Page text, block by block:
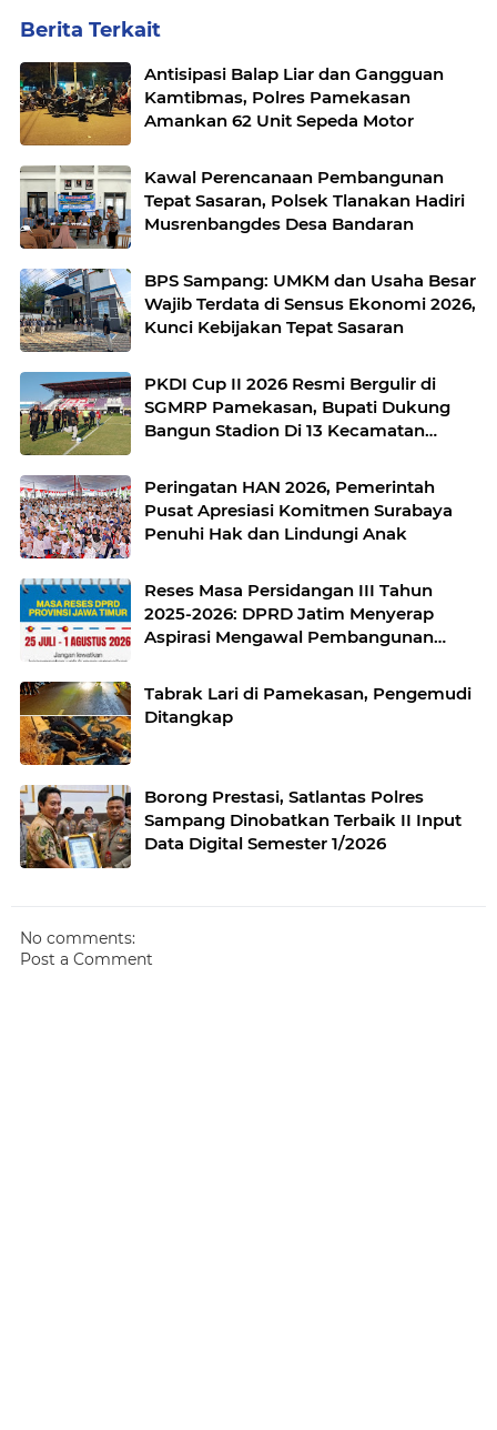
Berita Terkait
Antisipasi Balap Liar dan Gangguan
Kamtibmas, Polres Pamekasan
Amankan 62 Unit Sepeda Motor
Kawal Perencanaan Pembangunan
Tepat Sasaran, Polsek Tlanakan Hadiri
Musrenbangdes Desa Bandaran
BPS Sampang: UMKM dan Usaha Besar
Wajib Terdata di Sensus Ekonomi 2026,
Kunci Kebijakan Tepat Sasaran
PKDI Cup II 2026 Resmi Bergulir di
SGMRP Pamekasan, Bupati Dukung
Bangun Stadion Di 13 Kecamatan
Peringatan HAN 2026, Pemerintah
Pusat Apresiasi Komitmen Surabaya
Penuhi Hak dan Lindungi Anak
Reses Masa Persidangan III Tahun
2025-2026: DPRD Jatim Menyerap
Aspirasi Mengawal Pembangunan
Tabrak Lari di Pamekasan, Pengemudi
Ditangkap
Borong Prestasi, Satlantas Polres
Sampang Dinobatkan Terbaik II Input
Data Digital Semester 1/2026
No comments:
Post a Comment